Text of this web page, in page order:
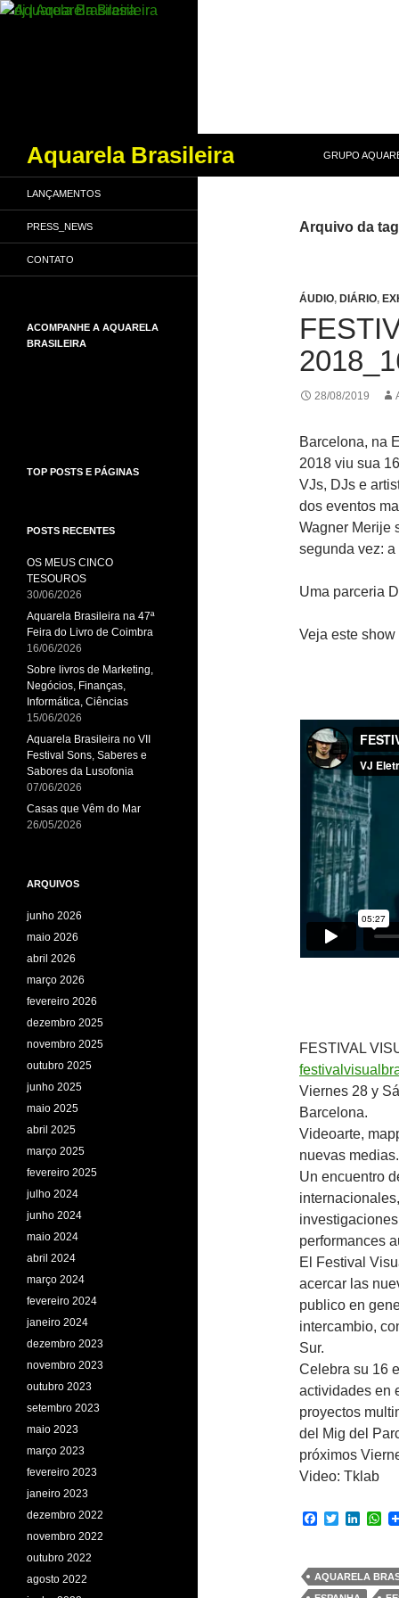
Aquarela Brasileira
GRUPO
Arquivo da
ÁUDIO, DIÁRIO,
28/08/2019
Barcelona, na
2018 viu sua
VJs, DJs e
dos eventos
Wagner Merije
segunda vez:
Uma parceria
Veja este
FESTIVAL
Viernes 28 y
Barcelona.
Videoarte,
nuevas medias.
Un encuentro
performances
El Festival
acercar las
publico en
intercambio,
Sur.
Celebra su 16
actividades en
proyectos
del Mig del
próximos
Video: Tklab
F
b
o
T
t
e
L
e
d
W
s
A
AQUARELA
LANÇAMENTOS
PRESS_NEWS
CONTATO
ACOMPANHE A AQUARELA
BRASILEIRA
TOP POSTS E PÁGINAS
POSTS RECENTES
OS MEUS CINCO
TESOUROS
30/06/2026
Aquarela Brasileira na 47ª
Feira do Livro de Coimbra
16/06/2026
Sobre livros de Marketing,
Negócios, Finanças,
Informática, Ciências
15/06/2026
Aquarela Brasileira no VII
Festival Sons, Saberes e
Sabores da Lusofonia
07/06/2026
Casas que Vêm do Mar
26/05/2026
ARQUIVOS
junho 2026
maio 2026
abril 2026
março 2026
fevereiro 2026
dezembro 2025
novembro 2025
outubro 2025
junho 2025
maio 2025
abril 2025
março 2025
fevereiro 2025
julho 2024
junho 2024
maio 2024
abril 2024
março 2024
fevereiro 2024
janeiro 2024
dezembro 2023
novembro 2023
outubro 2023
setembro 2023
maio 2023
março 2023
fevereiro 2023
janeiro 2023
dezembro 2022
novembro 2022
outubro 2022
agosto 2022